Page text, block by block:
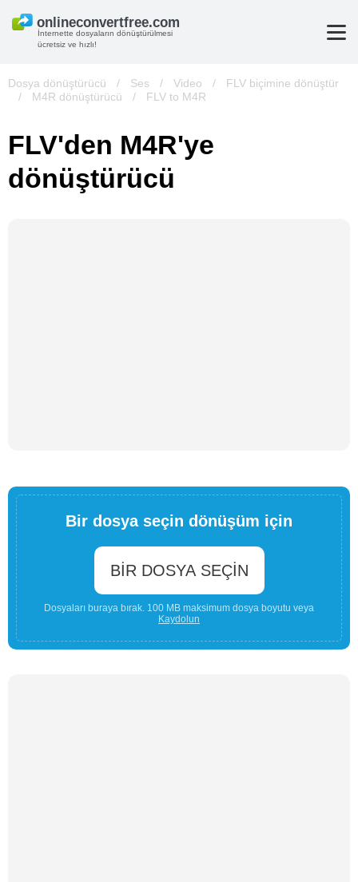
İnternette dosyaların dönüştürülmesi
ücretsiz ve hızlı!
Dosya dönüştürücü / Ses / Video /
FLV biçimine dönüştür
/
M4R dönüştürücü / FLV to M4R
FLV'den M4R'ye
dönüştürücü
Bir dosya seçin dönüşüm için
BIR DOSYA SEÇIN
Dosyaları buraya bırak. 100 MB maksimum dosya boyutu veya
Kaydolun